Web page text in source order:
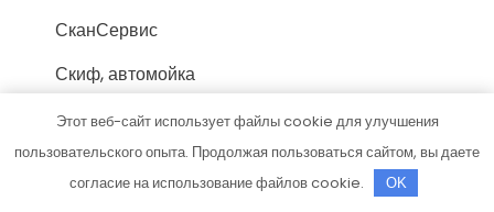
СканСервис
Скиф, автомойка
Скиф, автомойка
Соломбальские бани
Этот веб-сайт использует файлы cookie для улучшения
пользовательского опыта. Продолжая пользоваться сайтом, вы даете
согласие на использование файлов cookie.
OK